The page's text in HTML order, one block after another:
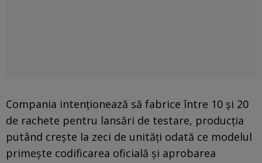
Compania intenționează să fabrice între 10 și 20
de rachete pentru lansări de testare, producția
putând crește la zeci de unități odată ce modelul
primește codificarea oficială și aprobarea